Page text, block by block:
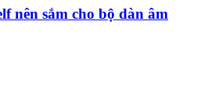
nên sắm cho bộ dàn âm